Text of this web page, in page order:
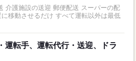
介護施設の送迎 郵便配送 スーパーの配
移動させるだけ すべて運転以外は最低
運転手、運転代行・送迎、ドラ